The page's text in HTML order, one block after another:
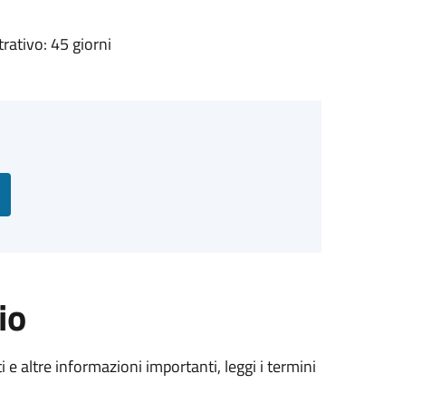
45 giorni
e altre informazioni importanti, leggi i termini